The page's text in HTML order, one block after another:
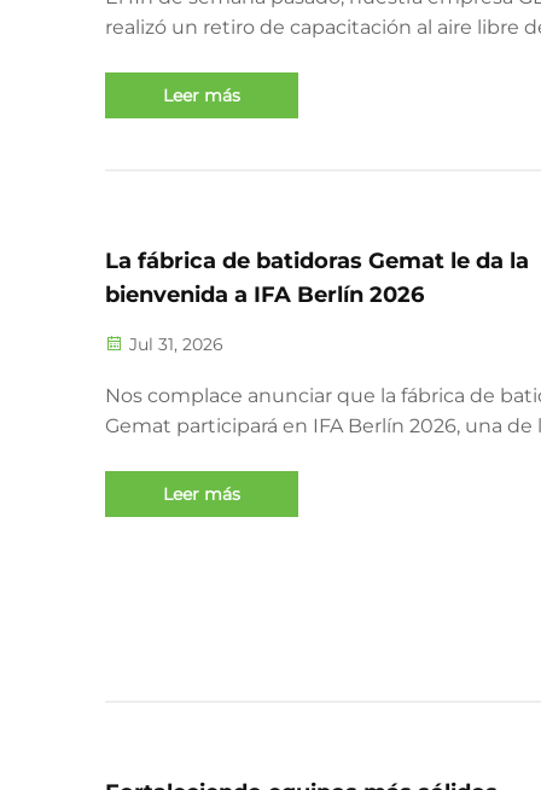
realizó un retiro de capacitación al aire libre
perfecta a mitad de año lejos de la rutina
punto culminante de nuestra excursión fue
Leer más
La fábrica de batidoras Gemat le da la
bienvenida a IFA Berlín 2026
Jul 31, 2026
Nos complace anunciar que la fábrica de
Gemat participará en IFA Berlín 2026, una de
electrónica de consumo y electrodomésticos,
al 7 de septiembre. Esta exposición
Leer más